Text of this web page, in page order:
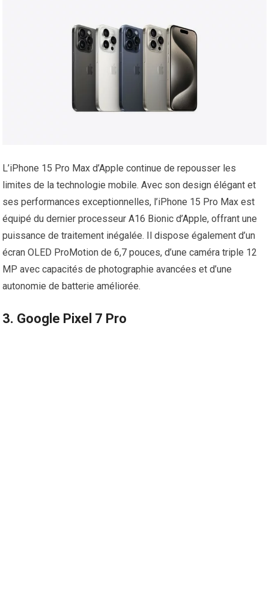
L’iPhone 15 Pro Max d’Apple continue de repousser les
limites de la technologie mobile. Avec son design élégant et
ses performances exceptionnelles, l’iPhone 15 Pro Max est
équipé du dernier processeur A16 Bionic d’Apple, offrant une
puissance de traitement inégalée. Il dispose également d’un
écran OLED ProMotion de 6,7 pouces, d’une caméra triple 12
MP avec capacités de photographie avancées et d’une
autonomie de batterie améliorée.
3. Google Pixel 7 Pro